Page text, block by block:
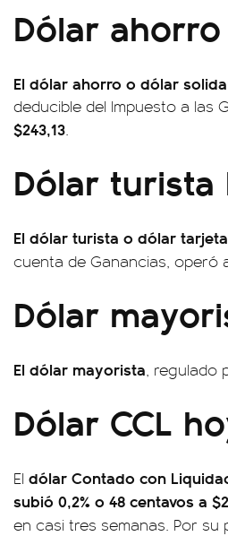
Dólar
El dólar ahorro o dólar
deducible del Impuesto a las
$243,13.
Dólar turista
El dólar turista o dólar tarjeta
cuenta de Ganancias, operó
Dólar
El dólar mayorista, regulado
Dólar CCL
El dólar Contado con
subió 0,2% o 48 centavos a
en casi tres semanas. Por